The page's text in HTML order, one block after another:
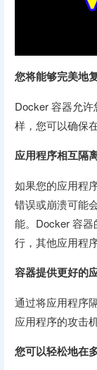
您将能够完美地
Docker 容器允
样，您可以确保
应用程序相互隔
如果您的应用程
错误或崩溃可能
能。Docker 容
行，其他应用程
容器提供更好的
通过将应用程序
应用程序的攻击
您可以轻松地在